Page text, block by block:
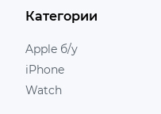
Категории
Apple б/у
iPhone
Watch